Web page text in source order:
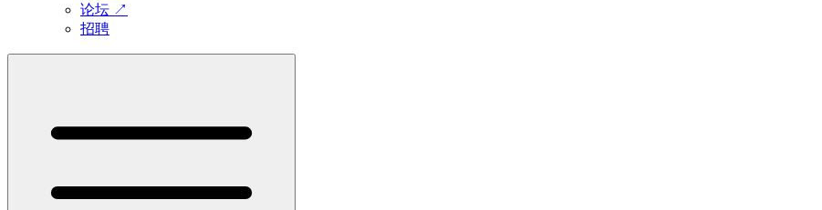
论坛 ↗
招聘